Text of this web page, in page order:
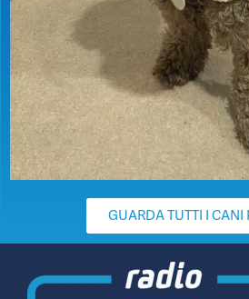
GUARDA TUTTI I CANI